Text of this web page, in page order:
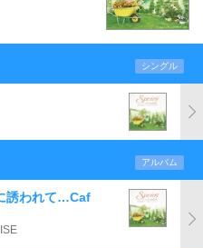
シングル
アルバム
誘われて…Caf